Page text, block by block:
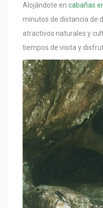
Alojándote en cabañas
minutos de distancia de
atractivos naturales y
tiempos de visita y